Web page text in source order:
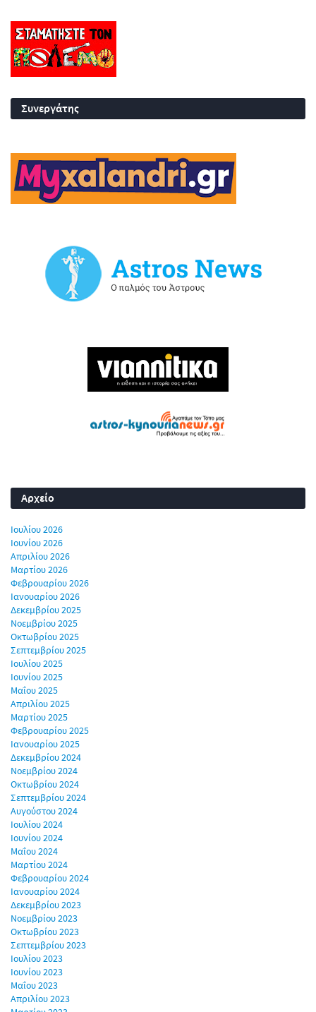
Συνεργάτης
Αρχείο
Ιουλίου 2026
Ιουνίου 2026
Απριλίου 2026
Μαρτίου 2026
Φεβρουαρίου 2026
Ιανουαρίου 2026
Δεκεμβρίου 2025
Νοεμβρίου 2025
Οκτωβρίου 2025
Σεπτεμβρίου 2025
Ιουλίου 2025
Ιουνίου 2025
Μαΐου 2025
Απριλίου 2025
Μαρτίου 2025
Φεβρουαρίου 2025
Ιανουαρίου 2025
Δεκεμβρίου 2024
Νοεμβρίου 2024
Οκτωβρίου 2024
Σεπτεμβρίου 2024
Αυγούστου 2024
Ιουλίου 2024
Ιουνίου 2024
Μαΐου 2024
Μαρτίου 2024
Φεβρουαρίου 2024
Ιανουαρίου 2024
Δεκεμβρίου 2023
Νοεμβρίου 2023
Οκτωβρίου 2023
Σεπτεμβρίου 2023
Ιουλίου 2023
Ιουνίου 2023
Μαΐου 2023
Απριλίου 2023